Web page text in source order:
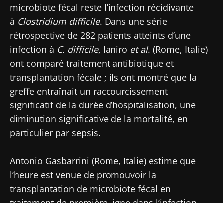
microbiote fécal reste l’infection récidivante
à Clostridium difficile. Dans une série
rétrospective de 282 patients atteints d’une
infection à C. difficile, Ianiro et al. (Rome, Italie)
ont comparé traitement antibiotique et
transplantation fécale ; ils ont montré que la
greffe entraînait un raccourcissement
significatif de la durée d’hospitalisation, une
diminution significative de la mortalité, en
particulier par sepsis.
Antonio Gasbarrini (Rome, Italie) estime que
l’heure est venue de promouvoir la
transplantation de microbiote fécal en